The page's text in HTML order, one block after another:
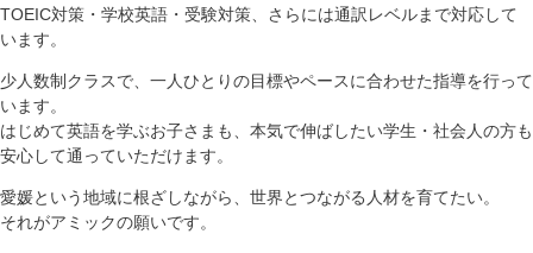
TOEIC対策・学校英語・受験対策、さらには通訳レベルまで対応して
います。
少人数制クラスで、一人ひとりの目標やペースに合わせた指導を行って
います。
はじめて英語を学ぶお子さまも、本気で伸ばしたい学生・社会人の方も
安心して通っていただけます。
愛媛という地域に根ざしながら、世界とつながる人材を育てたい。
それがアミックの願いです。